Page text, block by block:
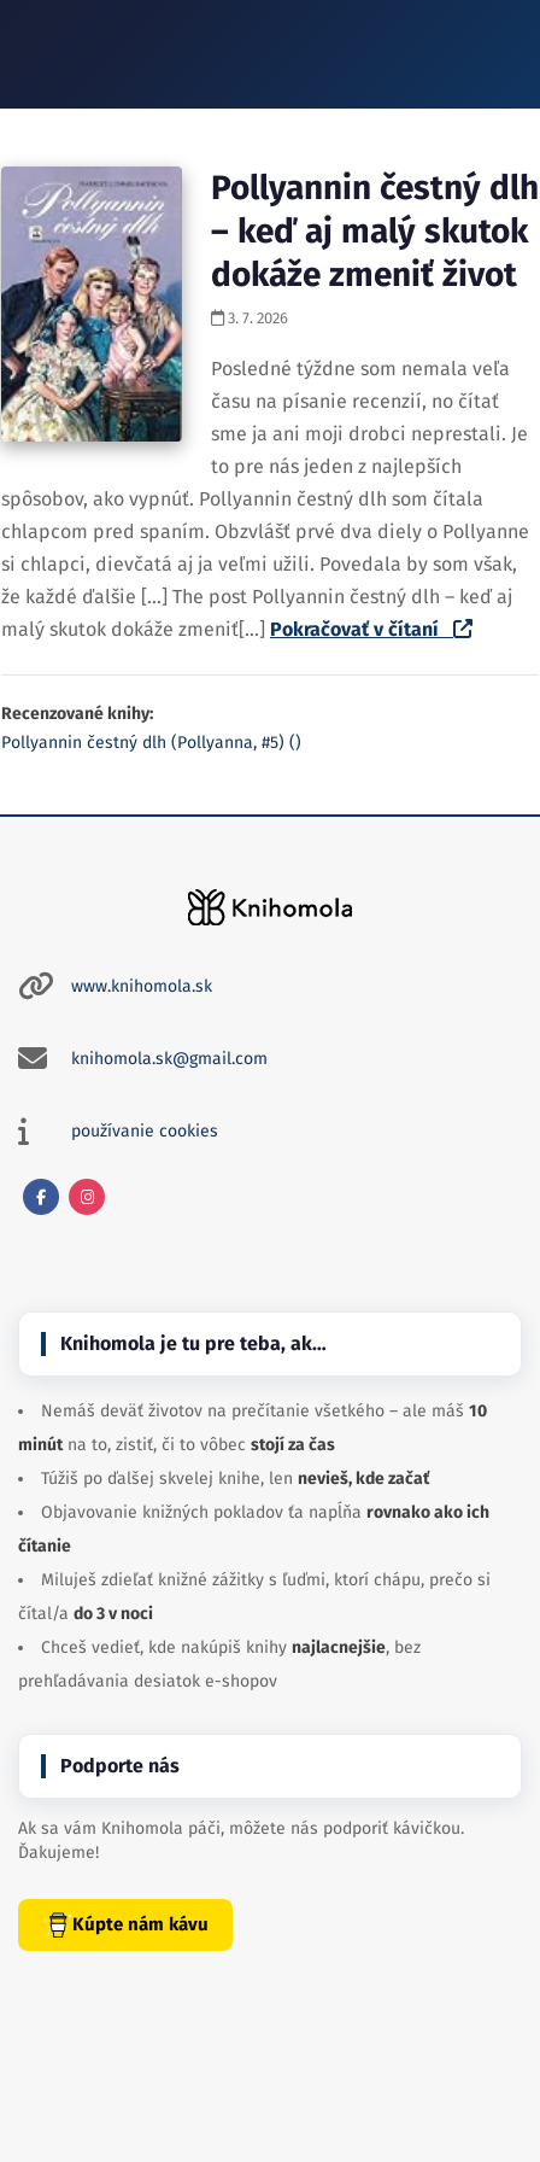
Pollyannin čestný dlh
– keď aj malý skutok
dokáže zmeniť život
3. 7. 2026
Posledné týždne som nemala veľa
času na písanie recenzií, no čítať
sme ja ani moji drobci neprestali. Je
to pre nás jeden z najlepších
spôsobov, ako vypnúť. Pollyannin čestný dlh som čítala
chlapcom pred spaním. Obzvlášť prvé dva diely o Pollyanne
si chlapci, dievčatá aj ja veľmi užili. Povedala by som však,
že každé ďalšie […] The post Pollyannin čestný dlh – keď aj
malý skutok dokáže zmeniť[...] Pokračovať v čítaní
Recenzované knihy:
Pollyannin čestný dlh (Pollyanna, #5) ()
www.knihomola.sk
knihomola.sk@gmail.com
používanie cookies
Knihomola je tu pre teba, ak…
Nemáš deväť životov na prečítanie všetkého – ale máš 10
minútna to, zistiť, či to vôbec stojí za čas
Túžiš po ďalšej skvelej knihe, len nevieš, kde začať
Objavovanie knižných pokladov ťa napĺňa rovnako ako ich
čítanie
Miluješ zdieľať knižné zážitky s ľuďmi, ktorí chápu, prečo si
čítal/a do 3 v noci
Chceš vedieť, kde nakúpiš knihy najlacnejšie, bez
prehľadávania desiatok e-shopov
Podporte nás
Ak sa vám Knihomola páči, môžete nás podporiť kávičkou.
Ďakujeme!
Kúpte nám kávu